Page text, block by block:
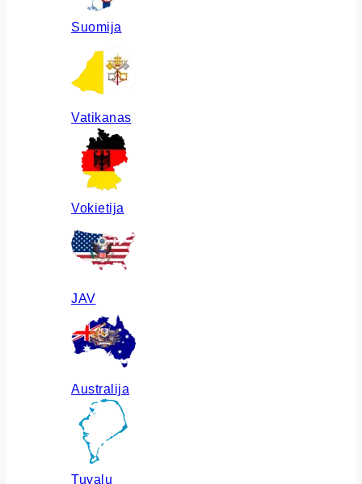
Suomija
Vatikanas
Vokietija
JAV
Australija
Tuvalu